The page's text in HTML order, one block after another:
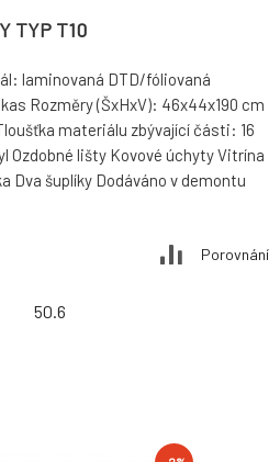
TYP T10
laminovaná DTD/fóliovaná
Rozměry (ŠxHxV): 46x44x190 cm
materiálu zbývající části: 16
Ozdobné lišty Kovové úchyty Vitrína
Dva šuplíky Dodáváno v demontu
Porovnání
50.6